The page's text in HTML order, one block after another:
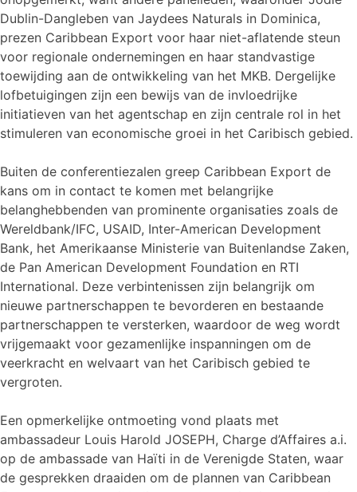
Dublin-Dangleben van Jaydees Naturals in Dominica,
prezen Caribbean Export voor haar niet-aflatende steun
voor regionale ondernemingen en haar standvastige
toewijding aan de ontwikkeling van het MKB. Dergelijke
lofbetuigingen zijn een bewijs van de invloedrijke
initiatieven van het agentschap en zijn centrale rol in het
stimuleren van economische groei in het Caribisch gebied.
Buiten de conferentiezalen greep Caribbean Export de
kans om in contact te komen met belangrijke
belanghebbenden van prominente organisaties zoals de
Wereldbank/IFC, USAID, Inter-American Development
Bank, het Amerikaanse Ministerie van Buitenlandse Zaken,
de Pan American Development Foundation en RTI
International. Deze verbintenissen zijn belangrijk om
nieuwe partnerschappen te bevorderen en bestaande
partnerschappen te versterken, waardoor de weg wordt
vrijgemaakt voor gezamenlijke inspanningen om de
veerkracht en welvaart van het Caribisch gebied te
vergroten.
Een opmerkelijke ontmoeting vond plaats met
ambassadeur Louis Harold JOSEPH, Charge d’Affaires a.i.
op de ambassade van Haïti in de Verenigde Staten, waar
de gesprekken draaiden om de plannen van Caribbean